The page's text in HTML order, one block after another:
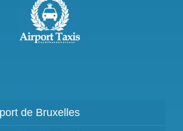
de Bruxelles